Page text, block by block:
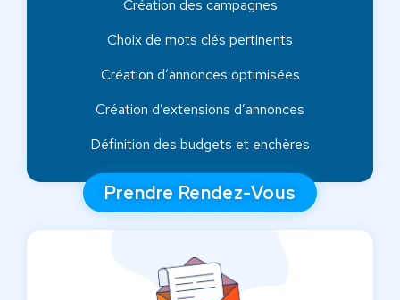
Création des campagnes
Choix de mots clés pertinents
Création d’annonces optimisées
Création d’extensions d’annonces
Définition des budgets et enchères
Prendre Rendez-Vous